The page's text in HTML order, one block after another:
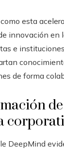
esta
innovación en
e instituciones
de forma
DeepMind